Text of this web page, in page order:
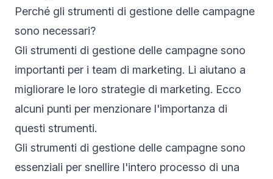
Perché gli strumenti di gestione delle campagne
sono necessari?
Gli strumenti di gestione delle campagne sono
importanti per i team di marketing. Li aiutano a
migliorare le loro strategie di marketing. Ecco
alcuni punti per menzionare l'importanza di
questi strumenti.
Gli strumenti di gestione delle campagne sono
essenziali per snellire l'intero processo di una